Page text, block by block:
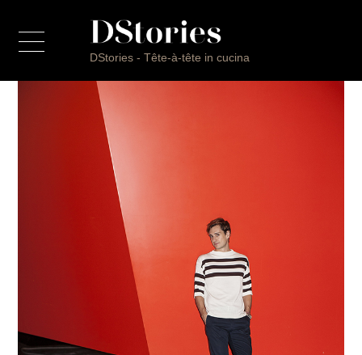
DStories - Tête-à-tête in cucina
Progetto
Filippo Saporito
Riccardo Di Giacinto
Tommaso Arrigoni
Marcello Trentini
Giulio Terrinoni
Daniel Canzian
CUCINA